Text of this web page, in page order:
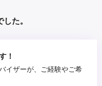
た。
！
イザーが、ご経験やご希